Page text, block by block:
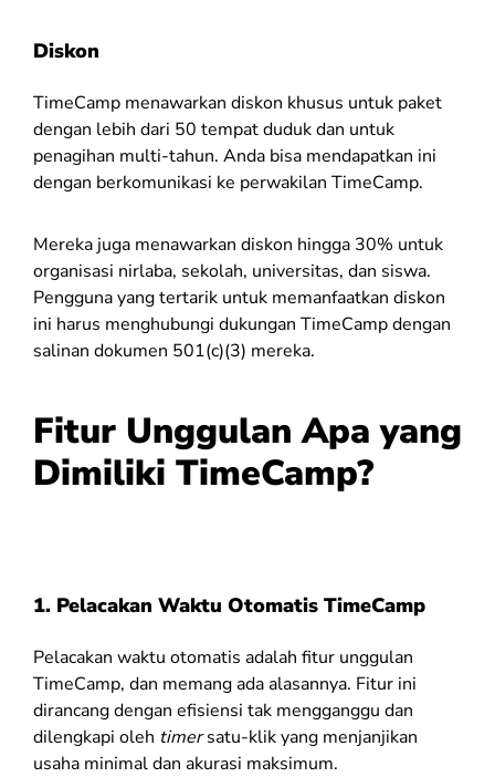
Diskon
TimeCamp menawarkan diskon khusus untuk paket
dengan lebih dari 50 tempat duduk dan untuk
penagihan multi-tahun. Anda bisa mendapatkan ini
dengan berkomunikasi ke perwakilan TimeCamp.
Mereka juga menawarkan diskon hingga 30% untuk
organisasi nirlaba, sekolah, universitas, dan siswa.
Pengguna yang tertarik untuk memanfaatkan diskon
ini harus menghubungi dukungan TimeCamp dengan
salinan dokumen 501(c)(3) mereka.
Fitur Unggulan Apa yang
Dimiliki TimeCamp?
1. Pelacakan Waktu Otomatis TimeCamp
Pelacakan waktu otomatis adalah fitur unggulan
TimeCamp, dan memang ada alasannya. Fitur ini
dirancang dengan efisiensi tak mengganggu dan
dilengkapi oleh timersatu-klik yang menjanjikan
usaha minimal dan akurasi maksimum.